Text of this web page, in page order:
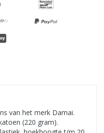
van het merk Damai.
(220 gram).